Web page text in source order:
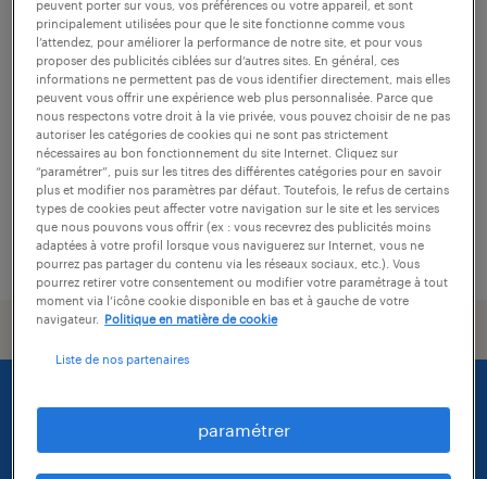
technicien de maintenance (f/h)
planguenoual, côtes-d'armor
intérim
2 200 € par mois
publié le 7 juillet 2026
peuvent porter sur vous, vos préférences ou votre appareil, et sont
principalement utilisées pour que le site fonctionne comme vous
l’attendez, pour améliorer la performance de notre site, et pour vous
proposer des publicités ciblées sur d’autres sites. En général, ces
informations ne permettent pas de vous identifier directement, mais elles
peuvent vous offrir une expérience web plus personnalisée. Parce que
nous respectons votre droit à la vie privée, vous pouvez choisir de ne pas
autoriser les catégories de cookies qui ne sont pas strictement
nécessaires au bon fonctionnement du site Internet. Cliquez sur
“paramétrer”, puis sur les titres des différentes catégories pour en savoir
plus et modifier nos paramètres par défaut. Toutefois, le refus de certains
types de cookies peut affecter votre navigation sur le site et les services
que nous pouvons vous offrir (ex : vous recevrez des publicités moins
adaptées à votre profil lorsque vous naviguerez sur Internet, vous ne
pourrez pas partager du contenu via les réseaux sociaux, etc.). Vous
pourrez retirer votre consentement ou modifier votre paramétrage à tout
moment via l’icône cookie disponible en bas et à gauche de votre
navigateur.
Politique en matière de cookie
Liste de nos partenaires
paramétrer